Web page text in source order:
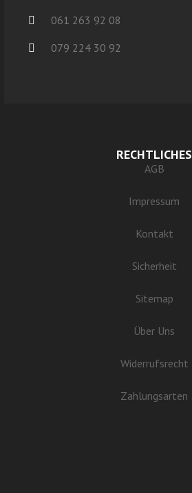
061 263 92 08
079 224 30 92
RECHTLICHES
AGB
Impressum
Kontakt
Sicherheit
Sitemap
Über Uns
Widerrufsrecht
Zahlungsarten